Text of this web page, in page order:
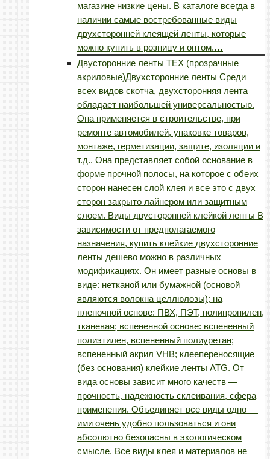
магазине низкие цены. В каталоге всегда в
наличии самые востребованные виды
двухсторонней клеящей ленты, которые
можно купить в розницу и оптом.…
Двусторонние ленты TEX (прозрачные
акриловые)Двухсторонние ленты Среди
всех видов скотча, двухсторонняя лента
обладает наибольшей универсальностью.
Она применяется в строительстве, при
ремонте автомобилей, упаковке товаров,
монтаже, герметизации, защите, изоляции и
т.д.. Она представляет собой основание в
форме прочной полосы, на которое с обеих
сторон нанесен слой клея и все это с двух
сторон закрыто лайнером или защитным
слоем. Виды двусторонней клейкой ленты В
зависимости от предполагаемого
назначения, купить клейкие двухсторонние
ленты дешево можно в различных
модификациях. Он имеет разные основы в
виде: нетканой или бумажной (основой
являются волокна целлюлозы); на
пленочной основе: ПВХ, ПЭТ, полипропилен,
тканевая; вспененной основе: вспененный
полиэтилен, вспененный полиуретан;
вспененный акрил VHB; клеепереносящие
(без основания) клейкие ленты ATG. От
вида основы зависит много качеств —
прочность, надежность склеивания, сфера
применения. Объединяет все виды одно —
ими очень удобно пользоваться и они
абсолютно безопасны в экологическом
смысле. Все виды клея и материалов не